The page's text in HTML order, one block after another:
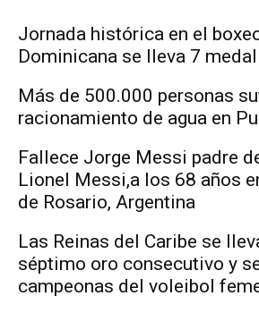
Jornada histórica en el
Dominicana se lleva 7
Más de 500.000 personas
racionamiento de agua en
Fallece Jorge Messi padre
Lionel Messi,a los 68 años
de Rosario, Argentina
Las Reinas del Caribe se
séptimo oro consecutivo y
campeonas del voleibol